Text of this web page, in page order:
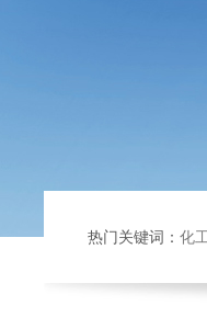
热门关键词： 化